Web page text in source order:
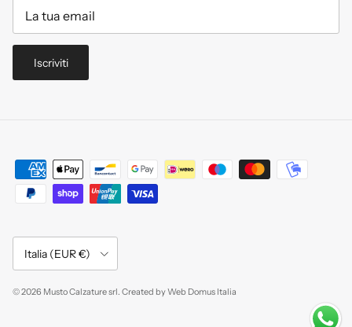
Iscriviti
Paese/Regione
Italia (EUR €)
© 2026 Musto Calzature srl. Created byWeb Domus Italia